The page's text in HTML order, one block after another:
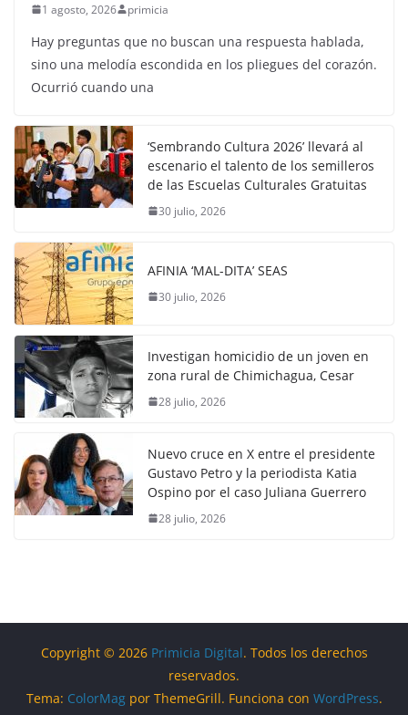
1 agosto, 2026 primicia
Hay preguntas que no buscan una respuesta hablada,
sino una melodía escondida en los pliegues del corazón.
Ocurrió cuando una
‘Sembrando Cultura 2026’ llevará al
escenario el talento de los semilleros
de las Escuelas Culturales Gratuitas
30 julio, 2026
AFINIA ‘MAL-DITA’ SEAS
30 julio, 2026
Investigan homicidio de un joven en
zona rural de Chimichagua, Cesar
28 julio, 2026
Nuevo cruce en X entre el presidente
Gustavo Petro y la periodista Katia
Ospino por el caso Juliana Guerrero
28 julio, 2026
Copyright © 2026 Primicia Digital. Todos los derechos
reservados.
Tema: ColorMagpor ThemeGrill. Funciona con WordPress.